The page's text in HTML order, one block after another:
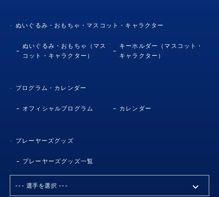
ぬいぐるみ・おもちゃ・マスコット・キャラクター
ぬいぐるみ・おもちゃ（マス
コット・キャラクター）
キーホルダー（マスコット・
キャラクター）
プログラム・カレンダー
オフィシャルプログラム カレンダー
プレーヤーズグッズ
プレーヤーズグッズ一覧